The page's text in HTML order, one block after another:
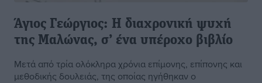
Άγιος Γεώργιος: Η διαχρονική ψυχή
της Μαλώνας, σ’ ένα υπέροχο βιβλίο
Μετά από τρία ολόκληρα χρόνια επίμονης, επίπονης και
μεθοδικής δουλειάς, της οποίας ηγήθηκαν ο